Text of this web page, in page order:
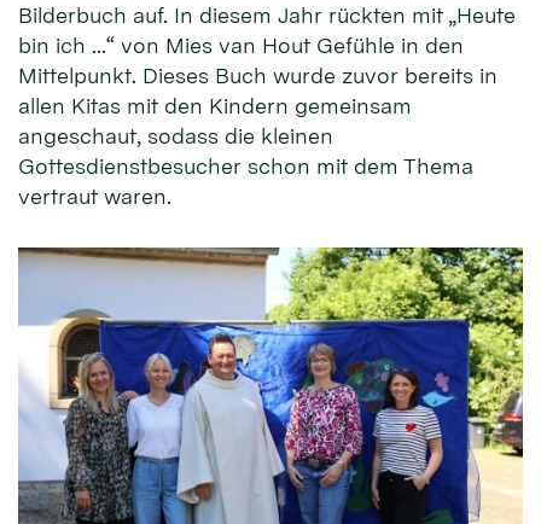
Bilderbuch auf. In diesem Jahr rückten mit „Heute
bin ich …“ von Mies van Hout Gefühle in den
Mittelpunkt. Dieses Buch wurde zuvor bereits in
allen Kitas mit den Kindern gemeinsam
angeschaut, sodass die kleinen
Gottesdienstbesucher schon mit dem Thema
vertraut waren.